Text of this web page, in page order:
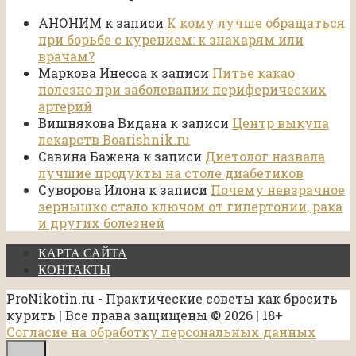
АНОНИМ к записи К кому лучше обращаться
при борьбе с курением: к знахарям или
врачам?
Маркова Инесса к записи Питье какао
полезно при заболевании периферических
артерий
Вишнякова Видана к записи Центр выкупа
лекарств Boarishnik.ru
Савина Бажена к записи Диетолог назвала
лучшие продукты на столе диабетиков
Суворова Илона к записи Почему невзрачное
зернышко стало ключом от гипертонии, рака
и других болезней
КАРТА САЙТА
КОНТАКТЫ
ProNikotin.ru - Практические советы как бросить
курить | Все права защищены © 2026 | 18+
Согласие на обработку персональных данных